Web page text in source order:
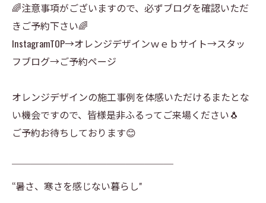
🌈注意事項がございますので、必ずブログを確認いただ
きご予約下さい🌈
InstagramTOP→オレンジデザインｗｅｂサイト→スタッ
フブログ→ご予約ページ
オレンジデザインの施工事例を体感いただけるまたとな
い機会ですので、皆様是非ふるってご来場ください🐧
ご予約お待ちしております😊
￣￣￣￣￣￣￣￣￣￣￣￣￣￣￣￣￣
“暑さ、寒さを感じない暮らし"